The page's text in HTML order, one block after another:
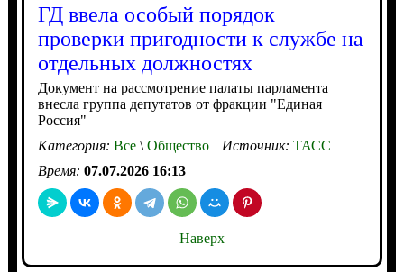
ГД ввела особый порядок
проверки пригодности к службе на
отдельных должностях
Документ на рассмотрение палаты парламента
внесла группа депутатов от фракции "Единая
Россия"
Категория: Все\Общество Источник: ТАСС
Время: 07.07.2026 16:13
Наверх